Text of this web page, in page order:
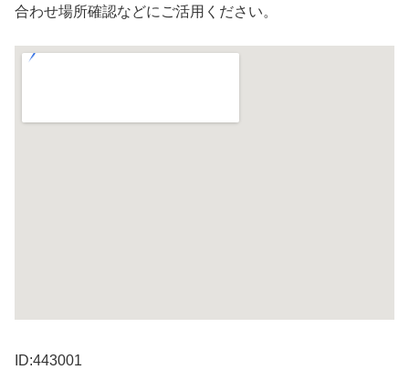
合わせ場所確認などにご活用ください。
ID:443001